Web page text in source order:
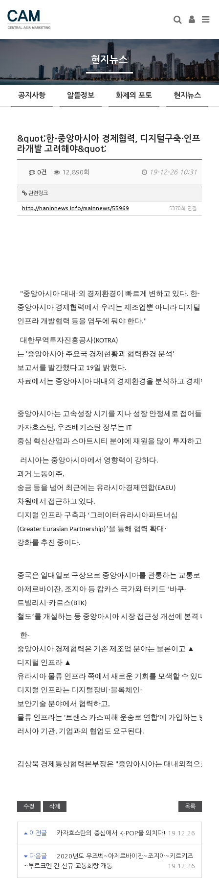
현지뉴스
공지사항 알뜰정보 화제의 포토 현지뉴스
&quot;한-중앙아시아 경제협력, 디지털구축·인프
라개발 고려해야&quot;
0건 12,890회 19-12-26 10:31
관련링크
http://haninnews.info/mainnews/55969 5370회 연결
"중앙아시아대내·외 경제환경이 빠르게 변하고 있다. 한-
중앙아시아 경제협력에서 우리는 제조업뿐 아니라 디지털
인프라 개발협력 등을 염두에 둬야 한다."
대한무역투자진흥공사(KOTRA)
는 '중앙아시아 주요국 경제현황과 협력환경 분석 '
보고서를 발간했다고 19일 밝혔다.
자료에서는 중앙아시아대내외 경제환경을 분석하고 경제협력
중앙아시아는 고속성장시기를 지나 성장 안정세로 접어들면서
카자흐스탄, 우즈베키스탄 정부는 IT
중심 혁신산업과 스마트시티 분야에 재원을 많이 투자하고
러시아는 중앙아시아에서 영향력이 강하다.
과거 노동이주,
송금 등을 넘어 최근에는 유라시아경제연합(EAEU)
차원에서 접근하고 있다.
디지털 인프라 구축과 ‘그레이터유라시아파트너십
(Greater Eurasian Partnership)’을 통해 협력 확대·
강화를 추진 중이다.
중국은 일대일로 구상으로 중앙아시아를 관통하는 교통로
아제르바이잔, 조지아 등 캅카스 국가와 터키도 ‘바쿠-
트빌리시 -카르스(BTK)
철도’를 개설하는 등 중앙아시아시장 접근성 개선에 본격 나섰
한-
중앙아시아 경제협력은 기존 제조업 분야는 물론이고 ▲
디지털 인프라 ▲
유라시아 물류 인프라 쪽에서 새로운 기회를 모색할 수 있다고
디지털 인프라는 디지털장비·블록체인·
보안기술 분야에서 협력하고,
물류 인프라는 '트랜스 카스피해 운송로 연합'에 가입하는 방안
러시아 기관, 기업과의 협업도 요구된다.
김상묵 경제통상협력본부장은 "중앙아시아는 대내외적으로
수정 삭제 목록
이전글 카자흐스탄의 중심에서 K-POP을 외치다! 19.12.26
다음글
2020년도 우즈벡~아제르바이잔~조지아~키르키즈
~투르크멘 간 신규 교통회랑 개통
19.12.26